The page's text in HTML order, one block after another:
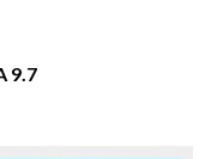
is, illetve a
is megbirkózik.
9.7